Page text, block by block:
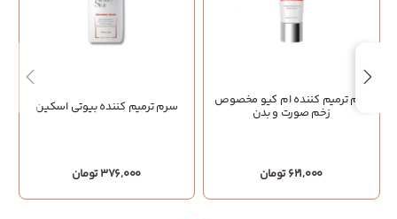
کرم ترمیم کننده ام کیو مخصوص
زخم صورت و بدن
621,000 تومان
سرم ترمیم کننده بیوتی اسکین
376,000 تومان